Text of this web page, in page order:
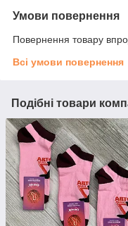
Умови повернення
Повернення товару
Всі умови повернення
Подібні товари